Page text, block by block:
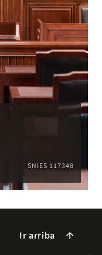
SNIES 117348
Ir arriba arrow_forward